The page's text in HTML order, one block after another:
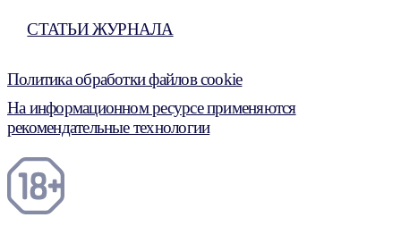
СТАТЬИ ЖУРНАЛА
Политика обработки файлов cookie
На информационном ресурсе применяются
рекомендательные технологии